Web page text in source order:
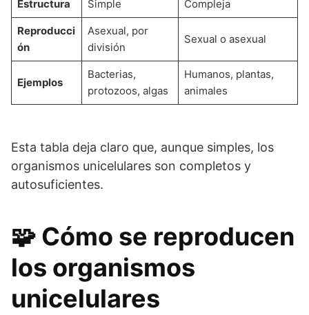
Estructura Simple Compleja
Reproducci
ón
Asexual, por
división
Sexual o asexual
Ejemplos
Bacterias,
protozoos, algas
Humanos, plantas,
animales
Esta tabla deja claro que, aunque simples, los
organismos unicelulares son completos y
autosuficientes.
🧩 Cómo se reproducen
los organismos
unicelulares